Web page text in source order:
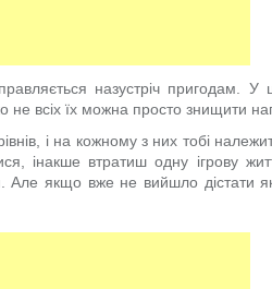
назустріч пригодам. У
не всіх їх можна просто знищити
і на кожному з них тобі
інакше втратиш одну ігрову
Але якщо вже не вийшло дістати